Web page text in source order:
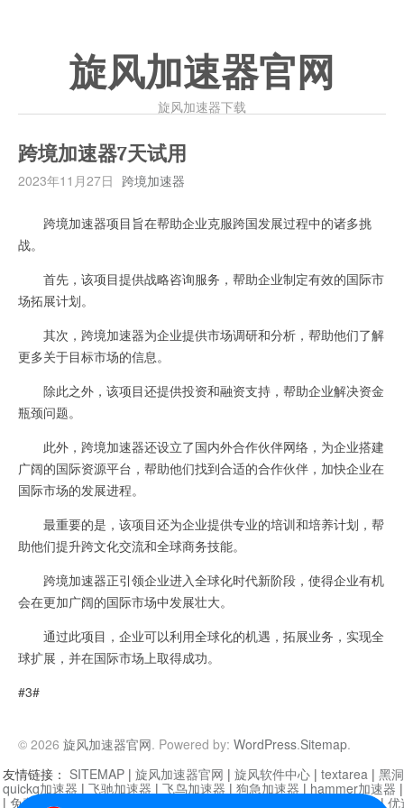
旋风加速器官网
旋风加速器下载
跨境加速器7天试用
2023年11月27日 跨境加速器
跨境加速器项目旨在帮助企业克服跨国发展过程中的诸多挑
战。
首先，该项目提供战略咨询服务，帮助企业制定有效的国际市
场拓展计划。
其次，跨境加速器为企业提供市场调研和分析，帮助他们了解
更多关于目标市场的信息。
除此之外，该项目还提供投资和融资支持，帮助企业解决资金
瓶颈问题。
此外，跨境加速器还设立了国内外合作伙伴网络，为企业搭建
广阔的国际资源平台，帮助他们找到合适的合作伙伴，加快企业在
国际市场的发展进程。
最重要的是，该项目还为企业提供专业的培训和培养计划，帮
助他们提升跨文化交流和全球商务技能。
跨境加速器正引领企业进入全球化时代新阶段，使得企业有机
会在更加广阔的国际市场中发展壮大。
通过此项目，企业可以利用全球化的机遇，拓展业务，实现全
球扩展，并在国际市场上取得成功。
#3#
© 2026 旋风加速器官网. Powered by: WordPress.Sitemap.
友情链接： SITEMAP | 旋风加速器官网 | 旋风软件中心 | textarea | 黑
quickq加速器 | 飞驰加速器 | 飞鸟加速器 | 狗急加速器 | hammer加速器
| 免费vqn加速外网 迷雾通|优